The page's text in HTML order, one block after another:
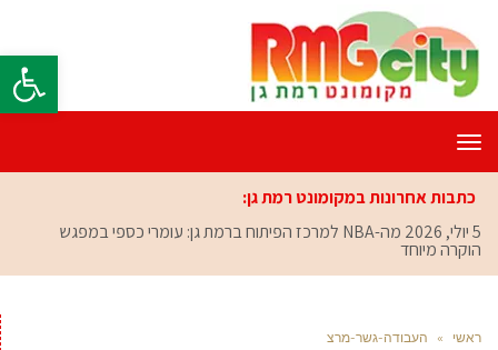
פתח
תפריט
כתבות אחרונות במקומונט רמת גן:
5 יולי, 2026
מה-NBA למרכז הפיתוח ברמת גן: עומרי כספי במפגש
הוקרה מיוחד
ראשי » העבודה-גשר-מרצ